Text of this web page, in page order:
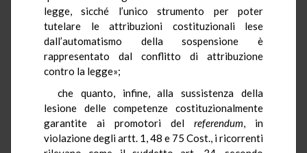
legge, sicché l’unico strumento per poter
tutelare le attribuzioni costituzionali lese
dall’automatismo della sospensione è
rappresentato dal conflitto di attribuzione
contro la legge»;
che quanto, infine, alla sussistenza della
lesione delle competenze costituzionalmente
garantite ai promotori del referendum, in
violazione degli artt. 1, 48 e 75 Cost., i ricorrenti